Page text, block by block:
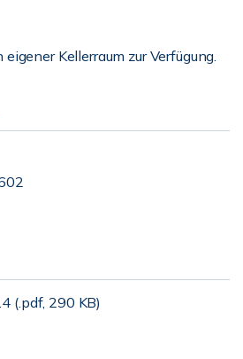
Kellerraum zur Verfügung.
(.pdf, 290 KB)